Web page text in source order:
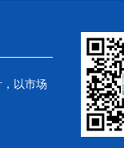
以市场